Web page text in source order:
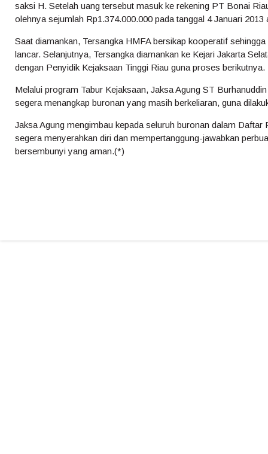
saksi H. Setelah uang tersebut masuk ke rekening PT Bonai
olehnya sejumlah Rp1.374.000.000 pada tanggal 4 Januari
Saat diamankan, Tersangka HMFA bersikap kooperatif
lancar. Selanjutnya, Tersangka diamankan ke Kejari Jakarta
dengan Penyidik Kejaksaan Tinggi Riau guna proses berikutnya.
Melalui program Tabur Kejaksaan, Jaksa Agung ST
segera menangkap buronan yang masih berkeliaran, guna
Jaksa Agung mengimbau kepada seluruh buronan dalam
segera menyerahkan diri dan mempertanggung-jawabkan
bersembunyi yang aman.(*)